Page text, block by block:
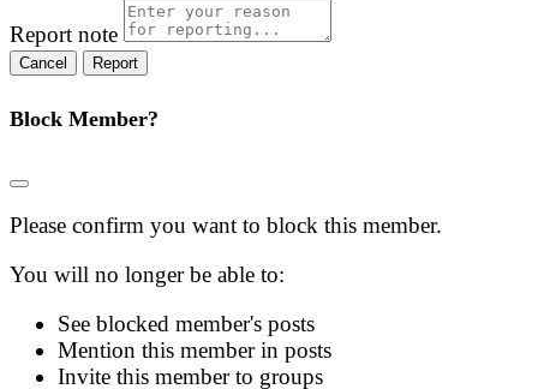
Report note
Report
Block Member?
Please confirm you want to block this member.
You will no longer be able to:
See blocked member's posts
Mention this member in posts
Invite this member to groups